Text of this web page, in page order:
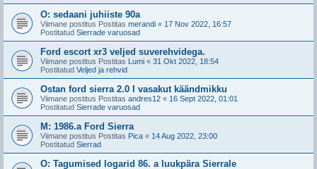
O: sedaani juhiiste 90a
Viimane postitus Postitas merandi « 17 Nov 2022, 16:57
Postitatud Sierrade varuosad
Ford escort xr3 veljed suverehvidega.
Viimane postitus Postitas Lumi « 31 Okt 2022, 18:54
Postitatud Veljed ja rehvid
Ostan ford sierra 2.0 I vasakut käändmikku
Viimane postitus Postitas andres12 « 16 Sept 2022, 01:01
Postitatud Sierrade varuosad
M: 1986.a Ford Sierra
Viimane postitus Postitas Pica « 14 Aug 2022, 23:00
Postitatud Sierrad
O: Tagumised logarid 86. a luukpära Sierrale